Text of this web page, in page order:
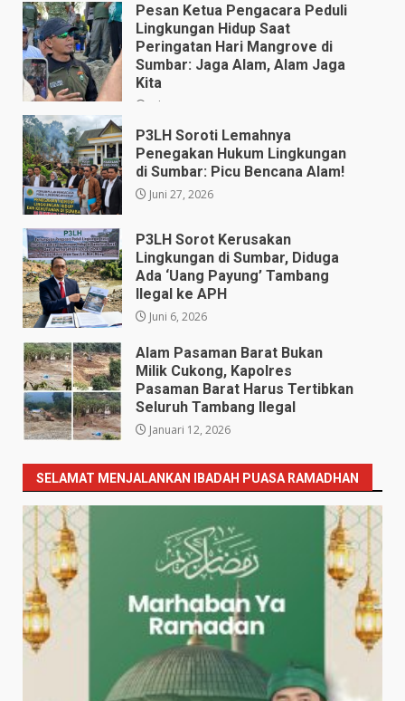
Pesan Ketua Pengacara Peduli
Lingkungan Hidup Saat
Peringatan Hari Mangrove di
Sumbar: Jaga Alam, Alam Jaga
Kita
Juli 28, 2026
P3LH Soroti Lemahnya
Penegakan Hukum Lingkungan
di Sumbar: Picu Bencana Alam!
Juni 27, 2026
P3LH Sorot Kerusakan
Lingkungan di Sumbar, Diduga
Ada ‘Uang Payung’ Tambang
Ilegal ke APH
Juni 6, 2026
Alam Pasaman Barat Bukan
Milik Cukong, Kapolres
Pasaman Barat Harus Tertibkan
Seluruh Tambang Ilegal
Januari 12, 2026
SELAMAT MENJALANKAN IBADAH PUASA RAMADHAN